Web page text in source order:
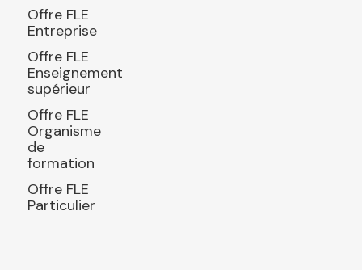
Offre FLE
Entreprise
Offre FLE
Enseignement
supérieur
Offre FLE
Organisme
de
formation
Offre FLE
Particulier